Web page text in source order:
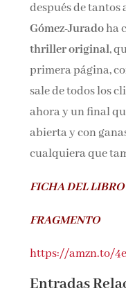
después de tantos
Gómez-Juradoha
thriller original,
primera página,
sale de todos los
ahora y un final
abierta y con
cualquiera que
FICHA DEL LIBRO
FRAGMENTO
https://amzn.to/
Entradas